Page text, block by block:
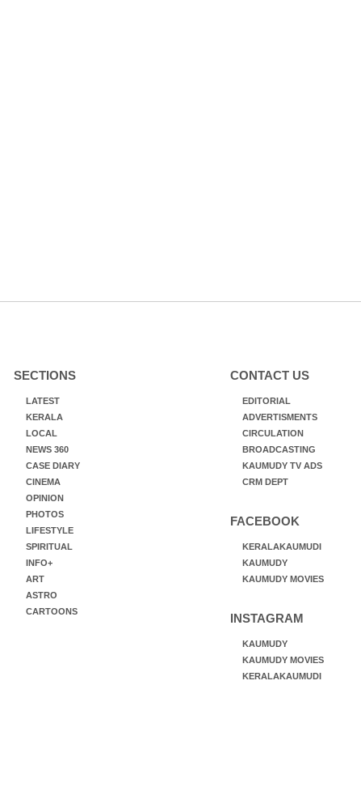
SECTIONS
LATEST
KERALA
LOCAL
NEWS 360
CASE DIARY
CINEMA
OPINION
PHOTOS
LIFESTYLE
SPIRITUAL
INFO+
ART
ASTRO
CARTOONS
CONTACT US
EDITORIAL
ADVERTISMENTS
CIRCULATION
BROADCASTING
KAUMUDY TV ADS
CRM DEPT
FACEBOOK
KERALAKAUMUDI
KAUMUDY
KAUMUDY MOVIES
INSTAGRAM
KAUMUDY
KAUMUDY MOVIES
KERALAKAUMUDI